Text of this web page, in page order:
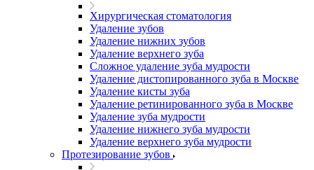
Хирургическая стоматология
Удаление зубов
Удаление нижних зубов
Удаление верхнего зуба
Сложное удаление зуба мудрости
Удаление дистопированного зуба в Москве
Удаление кисты зуба
Удаление ретинированного зуба в Москве
Удаление зуба мудрости
Удаление нижнего зуба мудрости
Удаление верхнего зуба мудрости
Протезирование зубов